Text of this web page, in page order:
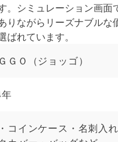
。シミュレーション画
りながらリーズナブル
ばれています。
ＧＯ（ジョッゴ）
コインケース・名刺入